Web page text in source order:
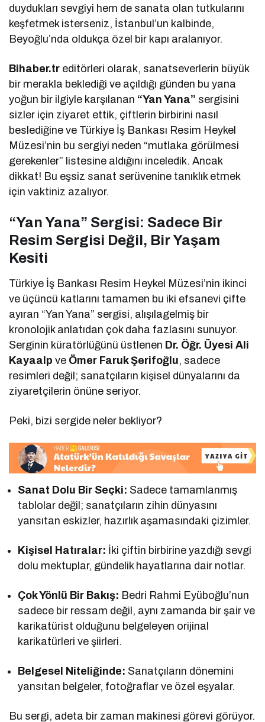
duydukları sevgiyi hem de sanata olan tutkularını
keşfetmek isterseniz, İstanbul’un kalbinde,
Beyoğlu’nda oldukça özel bir kapı aralanıyor.
Bihaber.tr editörleri olarak, sanatseverlerin büyük
bir merakla beklediği ve açıldığı günden bu yana
yoğun bir ilgiyle karşılanan “Yan Yana” sergisini
sizler için ziyaret ettik, çiftlerin birbirini nasıl
beslediğine ve Türkiye İş Bankası Resim Heykel
Müzesi’nin bu sergiyi neden “mutlaka görülmesi
gerekenler” listesine aldığını inceledik. Ancak
dikkat! Bu eşsiz sanat serüvenine tanıklık etmek
için vaktiniz azalıyor.
“Yan Yana” Sergisi: Sadece Bir
Resim Sergisi Değil, Bir Yaşam
Kesiti
Türkiye İş Bankası Resim Heykel Müzesi’nin ikinci
ve üçüncü katlarını tamamen bu iki efsanevi çifte
ayıran “Yan Yana” sergisi, alışılagelmiş bir
kronolojik anlatıdan çok daha fazlasını sunuyor.
Serginin küratörlüğünü üstlenen Dr. Öğr. Üyesi Ali
Kayaalp ve Ömer Faruk Şerifoğlu, sadece
resimleri değil; sanatçıların kişisel dünyalarını da
ziyaretçilerin önüne seriyor.
Peki, bizi sergide neler bekliyor?
Sanat Dolu Bir Seçki: Sadece tamamlanmış
tablolar değil; sanatçıların zihin dünyasını
yansıtan eskizler, hazırlık aşamasındaki çizimler.
Kişisel Hatıralar: İki çiftin birbirine yazdığı sevgi
dolu mektuplar, gündelik hayatlarına dair notlar.
Çok Yönlü Bir Bakış: Bedri Rahmi Eyüboğlu’nun
sadece bir ressam değil, aynı zamanda bir şair ve
karikatürist olduğunu belgeleyen orijinal
karikatürleri ve şiirleri.
Belgesel Niteliğinde: Sanatçıların dönemini
yansıtan belgeler, fotoğraflar ve özel eşyalar.
Bu sergi, adeta bir zaman makinesi görevi görüyor.